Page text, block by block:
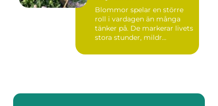
Blommor spelar en större
roll i vardagen än många
tänker på. De markerar livets
stora stunder, mildr...